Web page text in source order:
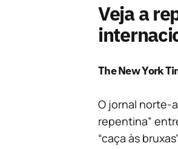
Veja a
The New York
O jornal norte-
repentina”
“caça às